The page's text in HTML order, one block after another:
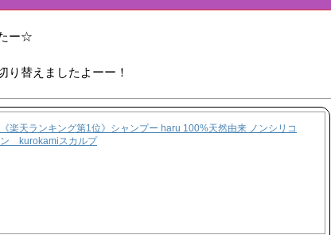
ー☆
り替えましたよーー！
《楽天ランキング第1位》シャンプー haru 100%天然由来 ノンシリコ
ン kurokamiスカルプ